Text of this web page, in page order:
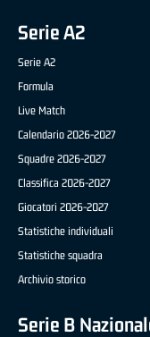
Serie A2
Serie A2
Formula
Live Match
Calendario 2026-2027
Squadre 2026-2027
Classifica 2026-2027
Giocatori 2026-2027
Statistiche individuali
Statistiche squadra
Archivio storico
Serie B